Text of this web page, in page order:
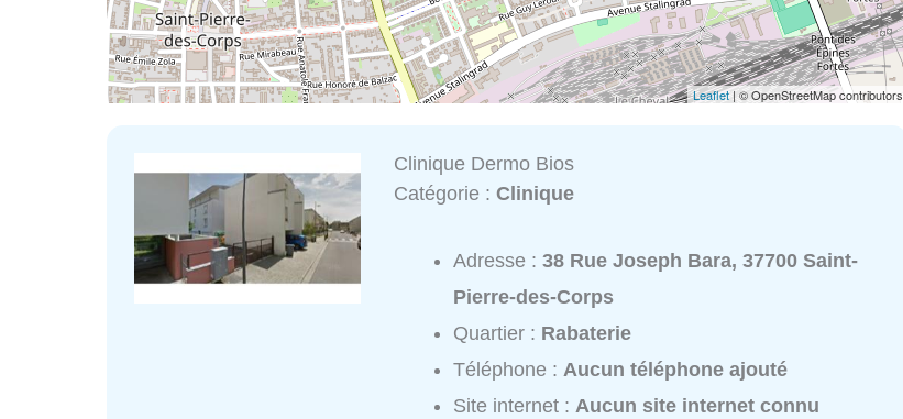
Leaflet| © OpenStreetMap contributors
Clinique Dermo Bios
Catégorie :Clinique
Adresse :38 Rue Joseph Bara, 37700 Saint-
Pierre-des-Corps
Quartier : Rabaterie
Téléphone :Aucun téléphone ajouté
Site internet :Aucun site internet connu